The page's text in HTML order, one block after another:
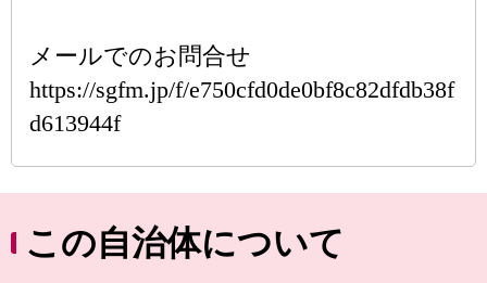
メールでのお問合せ
https://sgfm.jp/f/e750cfd0de0bf8c82dfdb38f
d613944f
この自治体について